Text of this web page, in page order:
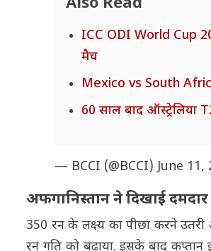
ICC ODI World Cup
मैच
Mexico vs South
60 साल बाद ऑस्ट्रेलिया
— BCCI (@BCCI)June 11,
अफगानिस्तान ने दिखाई
350 रन के लक्ष्य का पीछा करने
रन गति को बढ़ाया. इसके बाद कप्तान